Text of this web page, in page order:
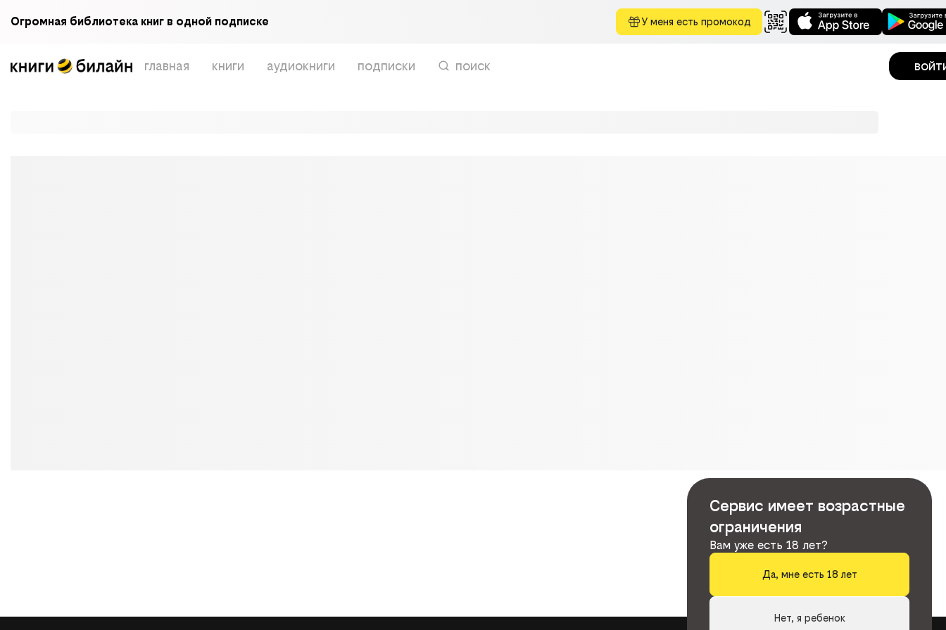
Огромная библиотека книг в одной подписке У меня есть промокод
главная книги аудиокниги подписки поиск
Сервис имеет возрастные
ограничения
Вам уже есть 18 лет?
Да, мне есть 18 лет
Нет, я ребенок